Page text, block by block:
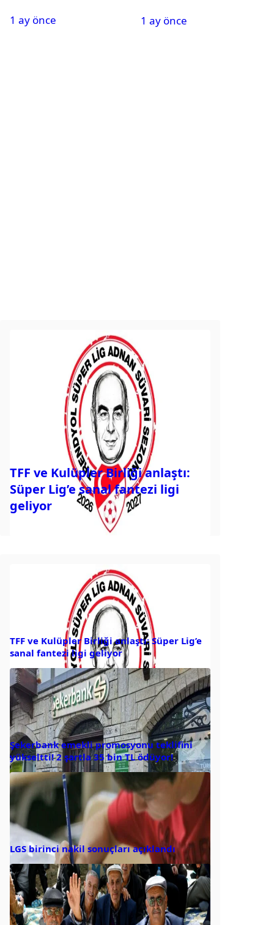
2. tura geçen
1 ay önce
gelecek? Resmi
1 ay önce
TFF ve Kulüpler Birliği anlaştı:
Süper Lig’e sanal fantezi ligi
geliyor
TFF ve Kulüpler Birliği anlaştı: Süper Lig’e
sanal fantezi ligi geliyor
Şekerbank emekli promosyonu teklifini
yükseltti! 2 şartla 35 bin TL ödüyor!
LGS birinci nakil sonuçları açıklandı